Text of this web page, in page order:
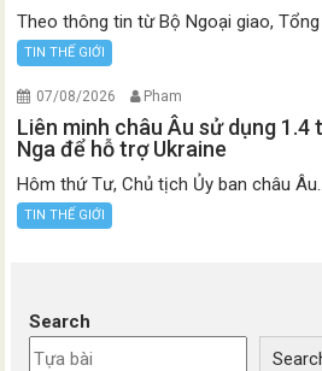
Theo thông tin từ Bộ Ngoại giao, Tổng
TIN THẾ GIỚI
07/08/2026 Pham
Liên minh châu Âu sử dụng
Nga để hỗ trợ Ukraine
Hôm thứ Tư, Chủ tịch Ủy ban châu
TIN THẾ GIỚI
Search